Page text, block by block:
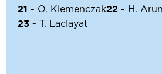
21 - O. Klemenczak22 - H.
23 - T. Laclayat